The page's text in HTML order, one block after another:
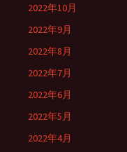
2022年10月
2022年9月
2022年8月
2022年7月
2022年6月
2022年5月
2022年4月